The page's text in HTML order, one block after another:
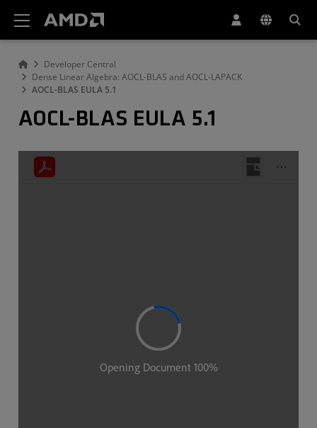
Developer Central
Dense Linear Algebra: AOCL-BLAS and AOCL-LAPACK
AOCL-BLAS EULA 5.1
AOCL-BLAS EULA 5.1